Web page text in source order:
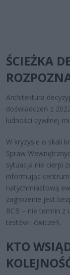
ŚCIEŻKA
Architektura
doświadczeń z
ludności cywilnej
W kryzysie o skali
Spraw
sytuacja nie cierpi
informując
natychmiastową
zagrożenie jest
RCB – nie termin z
testów i ćwiczeń.
KTO